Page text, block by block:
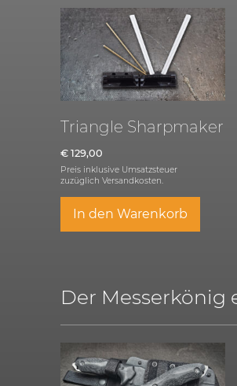
Triangle Sharpmaker
€ 129,00
Preis inklusive Umsatzsteuer
zuzüglichVersandkosten.
In den Warenkorb
Der Messerkönig